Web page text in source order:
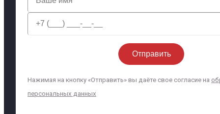
Нажимая на кнопку «Отправить» вы даёте свое согласие на
персональных данных